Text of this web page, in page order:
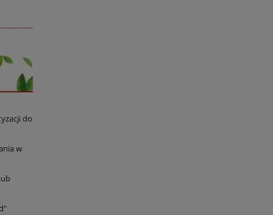
do
w